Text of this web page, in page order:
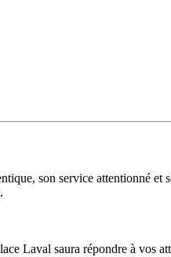
son service attentionné et
Laval saura répondre à vos